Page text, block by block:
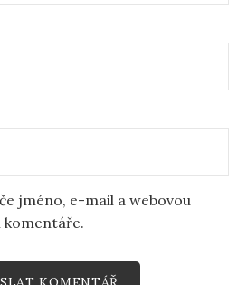
jméno, e-mail a webovou